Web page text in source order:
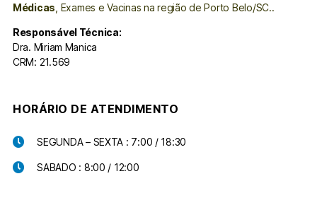
Médicas , Exames e Vacinas na região de Porto Belo/SC..
Responsável Técnica:
Dra. Miriam Manica
CRM: 21.569
HORÁRIO DE ATENDIMENTO
SEGUNDA – SEXTA : 7:00 / 18:30
SABADO : 8:00 / 12:00